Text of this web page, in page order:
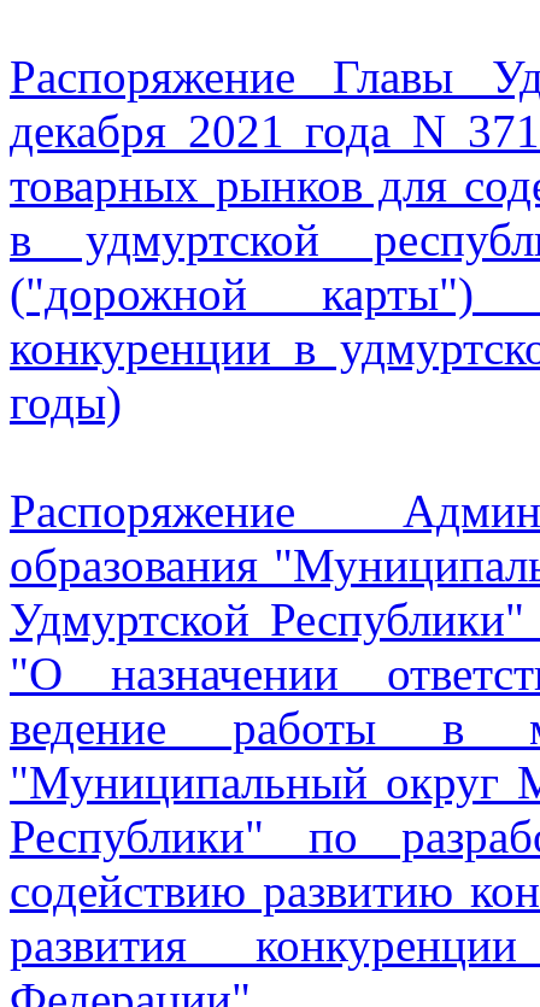
Распоряжение Главы
декабря 2021 года N
товарных рынков для
в удмуртской
("дорожной карты")
конкуренции в
годы)
Распоряжение
образования
Удмуртской
"О назначении
ведение работы в
"Муниципальный округ
Республики" по
содействию развитию
развития